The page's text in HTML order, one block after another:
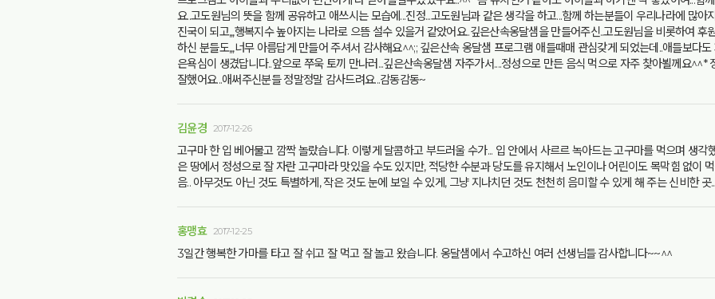
요..고도원님의 뜻을 함께 공유하고 애쓰시는 모습에...진정...고도원님과 같은 생각을 하고...함께 하는분들이 우리나라에 많
진국이 되고,,,행복지수 높아지는 나라로 으뜸 설수 있을거 같았어요..깊은산속옹달샘을 만들어주신..고도원님을 비롯하여 후
하신 분들도,,,너무 아름답게 만들어 주셔서 감사해요^^;; 깊은산속 옹달샘 프로그램 애들때매 관심갖게 되었는데..애들보다
은욕심이 생겼답니다..앞으로 쭈욱 토끼 만나러...깊은산속옹달샘 자주가서....정성으로 만든 음식 먹으로 자주 찾아뵐께요^^*
잘했어요...애써주신분들 정말정말 감사드려요...감동감동~
김윤경 2017-12-26
고구마 한 입 베어물고 깜짝 놀랐습니다. 이렇게 달콤하고 부드러울 수가... 입 안에서 사르르 녹아드는 고구마를 먹으며 생각
은 땅에서 정성으로 잘 자란 고구마라 맛있을 수도 있지만, 적당한 수분과 당도를 유지해서 노인이나 어린이도 목막힘 없이
음.. 아무것도 아닌 것도 특별하게, 작은 것도 눈에 보일 수 있게, 그냥 지나치던 것도 천천히 음미할 수 있게 해 주는 신비한
홍맹효 2017-12-25
3일간 행복한 가마를 타고 잘 쉬고 잘 먹고 잘 놀고 왔습니다. 옹달샘에서 수고하신 여러 선생님들 감사합니다~~^^